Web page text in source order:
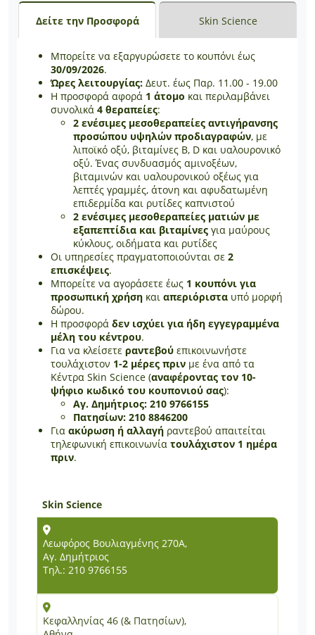
Δείτε την Προσφορά Skin Science
Μπορείτε να εξαργυρώσετε το κουπόνι έως
30/09/2026.
Ώρες λειτουργίας: Δευτ. έως Παρ. 11.00 - 19.00
Η προσφορά αφορά 1 άτομο και περιλαμβάνει
συνολικά 4 θεραπείες:
2 ενέσιμες μεσοθεραπείες αντιγήρανσης
προσώπου υψηλών προδιαγραφών, με
λιποϊκό οξύ, βιταμίνες B, D και υαλουρονικό
οξύ. Ένας συνδυασμός αμινοξέων,
βιταμινών και υαλουρονικού οξέως για
λεπτές γραμμές, άτονη και αφυδατωμένη
επιδερμίδα και ρυτίδες καπνιστού
2 ενέσιμες μεσοθεραπείες ματιών με
εξαπεπτίδια και βιταμίνες για μαύρους
κύκλους, οιδήματα και ρυτίδες
Οι υπηρεσίες πραγματοποιούνται σε 2
επισκέψεις.
Μπορείτε να αγοράσετε έως 1 κουπόνι για
προσωπική χρήση και απεριόριστα υπό μορφή
δώρου.
Η προσφορά δεν ισχύει για ήδη εγγεγραμμένα
μέλη του κέντρου.
Για να κλείσετε ραντεβού επικοινωνήστε
τουλάχιστον 1-2 μέρες πριν με ένα από τα
Κέντρα Skin Science (αναφέροντας τον 10-
ψήφιο κωδικό του κουπονιού σας):
Αγ. Δημήτριος: 210 9766155
Πατησίων: 210 8846200
Για ακύρωση ή αλλαγή ραντεβού απαιτείται
τηλεφωνική επικοινωνία τουλάχιστον 1 ημέρα
πριν.
Skin Science
Λεωφόρος Βουλιαγμένης 270Α,
Αγ. Δημήτριος
Τηλ.: 210 9766155
Κεφαλληνίας 46 (& Πατησίων),